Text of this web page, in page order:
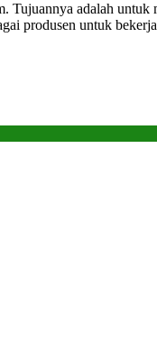
adalah untuk
produsen untuk